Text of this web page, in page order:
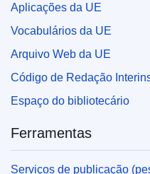
Aplicações da UE
Vocabulários da UE
Arquivo Web da UE
Código de Redação
Espaço do bibliotecário
Ferramentas
Serviços de publicação